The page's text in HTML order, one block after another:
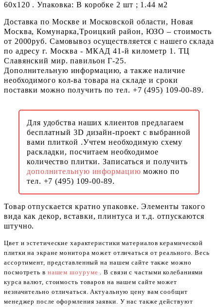
60x120 . Упаковка: В коробке 2 шт ; 1.44 м2
Доставка по Москве и Московской области, Новая
Москва, Комунарка,Троицкий район, ЮЗО – стоимость
от 2000руб. Самовывоз осуществляется с нашего склада
по адресу г. Москва - МКАД 41-й километр 1. ТЦ
Славянский мир. павильон Г-25.
Дополнительную информацию, а также наличие
необходимого кол-ва товара на складе и сроки
поставки можно получить по тел. +7 (495) 109-00-89.
Для удобства наших клиентов предлагаем
бесплатный 3D дизайн-проект с выбранной
вами плиткой .Учтем необходимую схему
раскладки, посчитаем необходимое
количество плитки. Записаться и получить
дополнительную информациюможно по
тел. +7 (495) 109-00-89.
Товар отпускается кратно упаковке. Элементы такого
вида как декор, вставки, плинтуса и т.д. отпускаются
штучно.
Цвет и эстетические характеристики материалов керамической
плитки на экране монитора может отличаться от реального. Весь
ассортимент, представленный на нашем сайте также можно
посмотреть в нашем шоуруме . В связи с частыми колебаниями
курса валют, стоимость товаров на нашем сайте может
незначительно отличаться. Актуальную цену вам сообщит
менеджер после оформления заявки. У нас также действуют